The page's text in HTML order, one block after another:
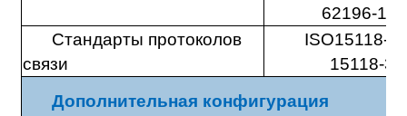
62196-1,
Стандарты протоколов
связи
ISO15118-
15118-3;
Дополнительная конфигурация